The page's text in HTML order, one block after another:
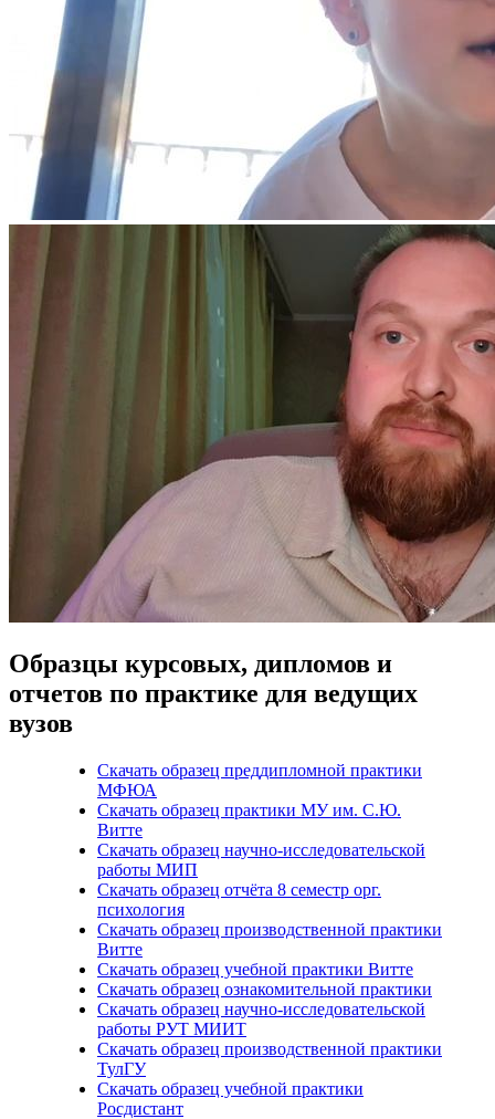
Образцы курсовых, дипломов и
отчетов по практике для ведущих
вузов
Скачать образец преддипломной практики
МФЮА
Скачать образец практики МУ им. С.Ю.
Витте
Скачать образец научно-исследовательской
работы МИП
Скачать образец отчёта 8 семестр орг.
психология
Скачать образец производственной практики
Витте
Скачать образец учебной практики Витте
Скачать образец ознакомительной практики
Скачать образец научно-исследовательской
работы РУТ МИИТ
Скачать образец производственной практики
ТулГУ
Скачать образец учебной практики
Росдистант